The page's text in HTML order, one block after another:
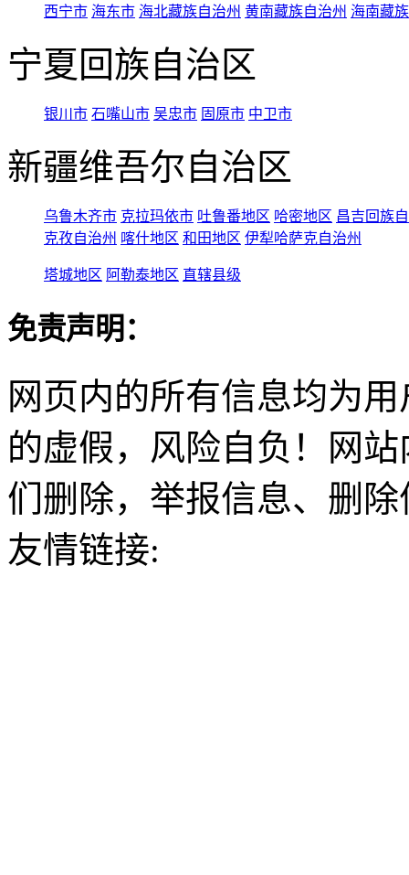
西宁市 海东市 海北藏族自治州 黄南藏族自治州 海南藏
宁夏回族自治区
银川市 石嘴山市 吴忠市 固原市 中卫市
新疆维吾尔自治区
乌鲁木齐市 克拉玛依市 吐鲁番地区 哈密地区 昌吉回族
克孜自治州 喀什地区 和田地区 伊犁哈萨克自治州
塔城地区 阿勒泰地区 直辖县级
免责声明：
网页内的所有信息均为
的虚假，风险自负！网
们删除，举报信息、删
友情链接: